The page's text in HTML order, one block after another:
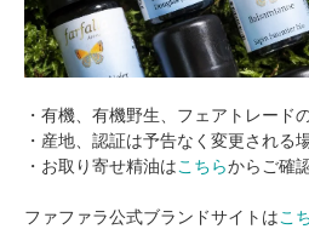
・有機、有機野生、フェアトレード
・産地、認証は予告なく変更される
・お取り寄せ精油はこちらからご確
ファファラ公式ブランドサイトはこ